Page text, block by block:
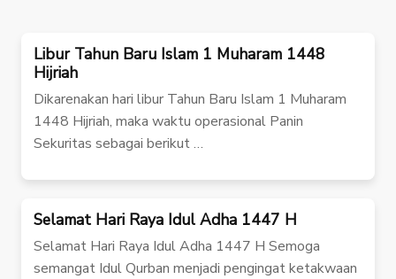
Libur Tahun Baru Islam 1 Muharam 1448
Hijriah
Dikarenakan hari libur Tahun Baru Islam 1 Muharam
1448 Hijriah, maka waktu operasional Panin
Sekuritas sebagai berikut …
Selamat Hari Raya Idul Adha 1447 H
Selamat Hari Raya Idul Adha 1447 H Semoga
semangat Idul Qurban menjadi pengingat ketakwaan